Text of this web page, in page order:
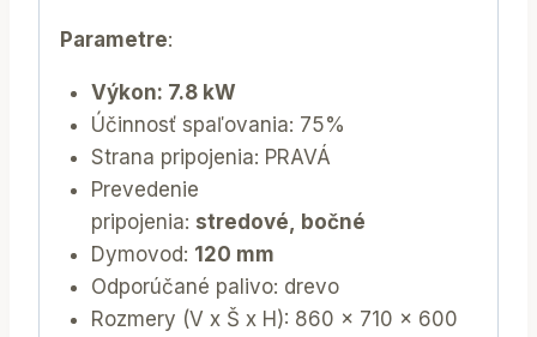
Parametre:
Výkon: 7.8 kW
Účinnosť spaľovania: 75%
Strana pripojenia: PRAVÁ
Prevedenie
pripojenia: stredové, bočné
Dymovod: 120 mm
Odporúčané palivo: drevo
Rozmery (V x Š x H): 860 x 710 x 600